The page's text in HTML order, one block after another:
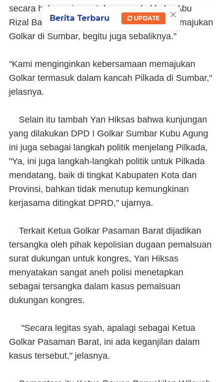
secara hukum siap untuk merangkul kubu Abu
Rizal Bakri (ARB) untuk bersama-sama memajukan
Golkar di Sumbar, begitu juga sebaliknya."
"Kami menginginkan kebersamaan memajukan
Golkar termasuk dalam kancah Pilkada di Sumbar,"
jelasnya.
Selain itu tambah Yan Hiksas bahwa kunjungan
yang dilakukan DPD I Golkar Sumbar Kubu Agung
ini juga sebagai langkah politik menjelang Pilkada,
"Ya, ini juga langkah-langkah politik untuk Pilkada
mendatang, baik di tingkat Kabupaten Kota dan
Provinsi, bahkan tidak menutup kemungkinan
kerjasama ditingkat DPRD," ujarnya.
Terkait Ketua Golkar Pasaman Barat dijadikan
tersangka oleh pihak kepolisian dugaan pemalsuan
surat dukungan untuk kongres, Yan Hiksas
menyatakan sangat aneh polisi menetapkan
sebagai tersangka dalam kasus pemalsuan
dukungan kongres.
"Secara legitas syah, apalagi sebagai Ketua
Golkar Pasaman Barat, ini ada keganjilan dalam
kasus tersebut," jelasnya.
×
Berita Terbaru UPDATE